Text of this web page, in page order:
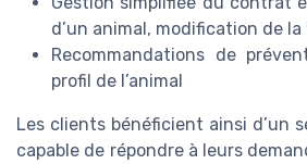
d’un animal, modification de
Recommandations de
profil de l’animal
Les clients bénéficient ainsi d’un
capable de répondre à leurs